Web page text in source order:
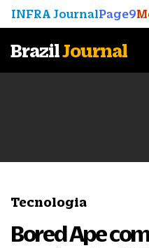
INFRA JournalPage9
BrazilJournal
Tecnologia
Bored Ape